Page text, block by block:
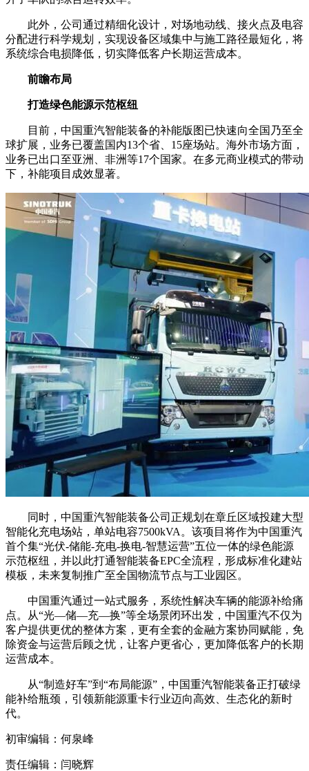
此外，公司通过精细化设计，对场地动线、接火点及电容
分配进行科学规划，实现设备区域集中与施工路径最短化，将
系统综合电损降低，切实降低客户长期运营成本。
前瞻布局
打造绿色能源示范枢纽
目前，中国重汽智能装备的补能版图已快速向全国乃至全
球扩展，业务已覆盖国内13个省、15座场站。海外市场方面，
业务已出口至亚洲、非洲等17个国家。在多元商业模式的带动
下，补能项目成效显著。
同时，中国重汽智能装备公司正规划在章丘区域投建大型
智能化充电场站，单站电容7500kVA。该项目将作为中国重汽
首个集“光伏-储能-充电-换电-智慧运营”五位一体的绿色能源
示范枢纽，并以此打通智能装备EPC全流程，形成标准化建站
模板，未来复制推广至全国物流节点与工业园区。
中国重汽通过一站式服务，系统性解决车辆的能源补给痛
点。从“光—储—充—换”等全场景闭环出发，中国重汽不仅为
客户提供更优的整体方案，更有全套的金融方案协同赋能，免
除资金与运营后顾之忧，让客户更省心，更加降低客户的长期
运营成本。
从“制造好车”到“布局能源”，中国重汽智能装备正打破绿
能补给瓶颈，引领新能源重卡行业迈向高效、生态化的新时
代。
初审编辑：何泉峰
责任编辑：闫晓辉